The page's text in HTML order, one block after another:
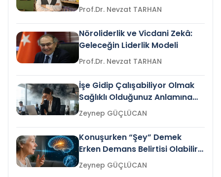
Prof.Dr. Nevzat TARHAN
Nöroliderlik ve Vicdani Zekâ:
Geleceğin Liderlik Modeli
Prof.Dr. Nevzat TARHAN
İşe Gidip Çalışabiliyor Olmak
Sağlıklı Olduğunuz Anlamına
Gelir mi?Zeynep GÜÇLÜCAN
Konuşurken “Şey” Demek
Erken Demans Belirtisi Olabilir
mi?
Zeynep GÜÇLÜCAN